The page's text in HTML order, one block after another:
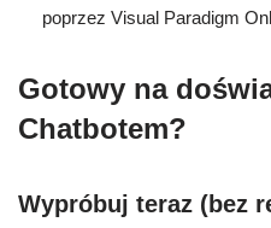
poprzez Visual Paradigm
Gotowy na
Chatbotem?
Wypróbuj teraz (bez